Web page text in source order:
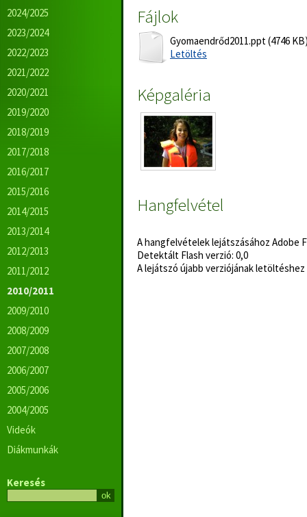
2024/2025
2023/2024
2022/2023
2021/2022
2020/2021
2019/2020
2018/2019
2017/2018
2016/2017
2015/2016
2014/2015
2013/2014
2012/2013
2011/2012
2010/2011
2009/2010
2008/2009
2007/2008
2006/2007
2005/2006
2004/2005
Videók
Diákmunkák
Keresés
Fájlok
Gyomaendrőd2011.ppt (4746
Letöltés
Képgaléria
Hangfelvétel
A hangfelvételek lejátszásához Adobe
Detektált Flash verzió: 0,0
A lejátszó újabb verziójának